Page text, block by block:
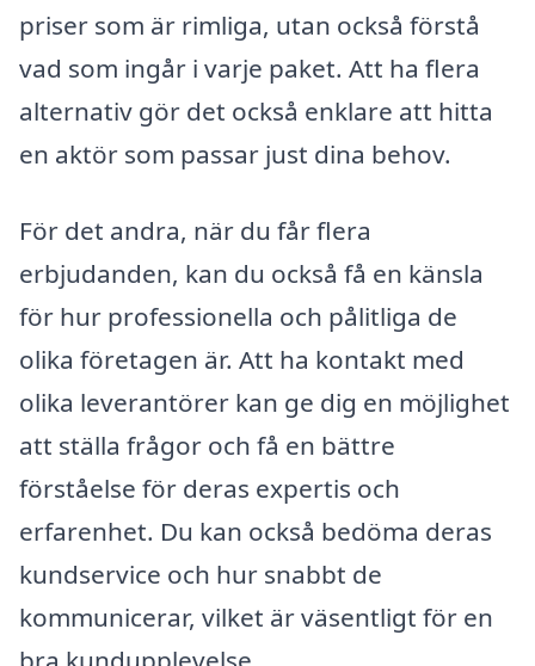
priser som är rimliga, utan också förstå
vad som ingår i varje paket. Att ha flera
alternativ gör det också enklare att hitta
en aktör som passar just dina behov.
För det andra, när du får flera
erbjudanden, kan du också få en känsla
för hur professionella och pålitliga de
olika företagen är. Att ha kontakt med
olika leverantörer kan ge dig en möjlighet
att ställa frågor och få en bättre
förståelse för deras expertis och
erfarenhet. Du kan också bedöma deras
kundservice och hur snabbt de
kommunicerar, vilket är väsentligt för en